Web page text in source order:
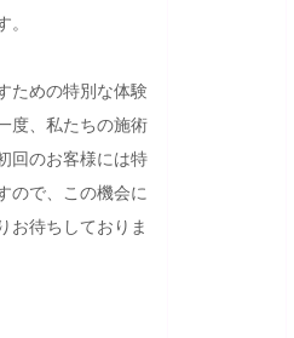
。
ための特別な体験
度、私たちの施術
回のお客様には特
ので、この機会に
お待ちしておりま